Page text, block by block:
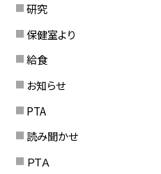
研究
保健室より
給食
お知らせ
PTA
読み聞かせ
ＰＴＡ